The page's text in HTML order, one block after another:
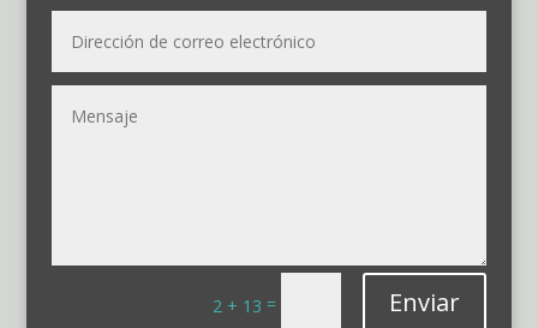
2 + 13 = Enviar